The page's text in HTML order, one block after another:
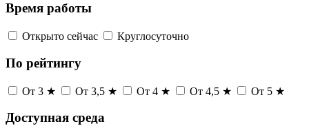
Время работы
Открыто сейчас Круглосуточно
По рейтингу
От 3 ★ От 3,5 ★ От 4 ★ От 4,5 ★ От 5 ★
Доступная среда